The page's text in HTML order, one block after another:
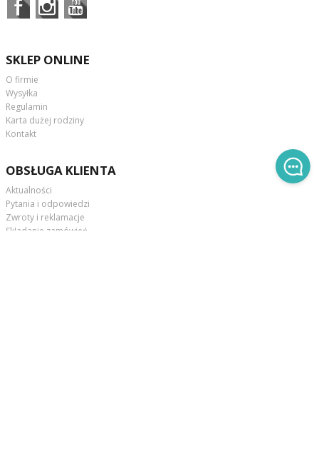
SKLEP ONLINE
O firmie
Wysyłka
Regulamin
Karta dużej rodziny
Kontakt
OBSŁUGA KLIENTA
Aktualności
Pytania i odpowiedzi
Zwroty i reklamacje
Składanie zamówień